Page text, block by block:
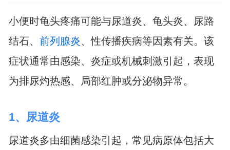
小便时龟头疼痛可能与尿道炎、龟头炎、尿路
结石、 前列腺炎、性传播疾病等因素有关。该
症状通常由感染、炎症或机械刺激引起，表现
为排尿灼热感、局部红肿或分泌物异常。
1、尿道炎
尿道炎多由细菌感染引起，常见病原体包括大